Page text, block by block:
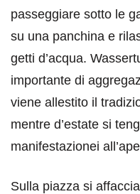
passeggiare sotto le
su una panchina e
getti d’acqua.
importante di
viene allestito il
mentre d’estate si
manifestazionei
Sulla piazza si